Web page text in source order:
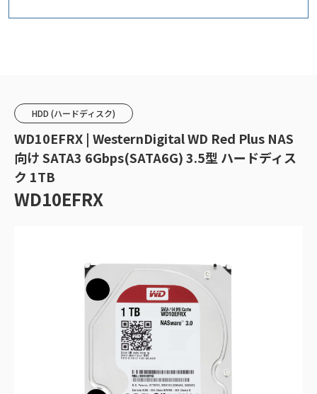
HDD (ハードディスク)
WD10EFRX | WesternDigital WD Red Plus NAS
向け SATA3 6Gbps(SATA6G) 3.5型 ハードディス
ク 1TB
WD10EFRX